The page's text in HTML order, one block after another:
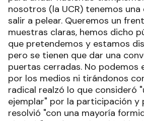
nosotros (la UCR) tenemos
salir a pelear. Queremos un
muestras claras, hemos dicho
que pretendemos y estamos
pero se tienen que dar una
puertas cerradas. No podemos
por los medios ni tirándonos
radical realzó lo que consideró
ejemplar" por la participación y
resolvió "con una mayoría